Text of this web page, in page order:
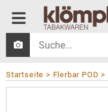
Startseite Flerbar POD